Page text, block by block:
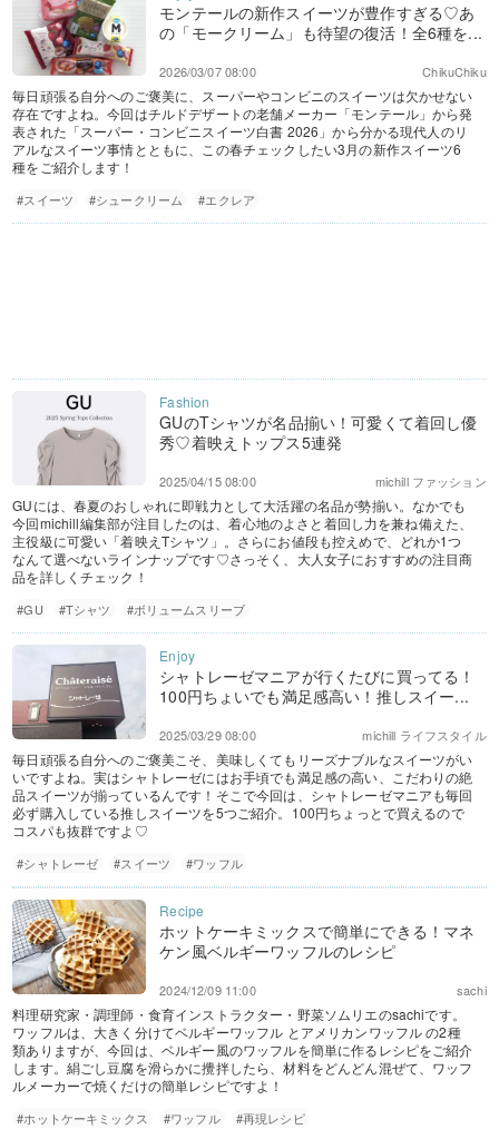
モンテールの新作スイーツが豊作すぎる♡あ
の「モークリーム」も待望の復活！全6種を...
ChikuChiku
2026/03/07 08:00
毎日頑張る自分へのご褒美に、スーパーやコンビニのスイーツは欠かせない
存在ですよね。今回はチルドデザートの老舗メーカー「モンテール」から発
表された「スーパー・コンビニスイーツ白書 2026」から分かる現代人のリ
アルなスイーツ事情とともに、この春チェックしたい3月の新作スイーツ6
種をご紹介します！
#スイーツ #シュークリーム #エクレア
GUのTシャツが名品揃い！可愛くて着回し優
秀♡着映えトップス5連発
michill ファッション
2025/04/15 08:00
GUには、春夏のおしゃれに即戦力として大活躍の名品が勢揃い。なかでも
今回michill編集部が注目したのは、着心地のよさと着回し力を兼ね備えた、
主役級に可愛い「着映えTシャツ」。さらにお値段も控えめで、どれか1つ
なんて選べないラインナップです♡さっそく、大人女子におすすめの注目商
品を詳しくチェック！
#GU #Tシャツ #ボリュームスリーブ
シャトレーゼマニアが行くたびに買ってる！
100円ちょいでも満足感高い！推しスイー...
michill ライフスタイル
2025/03/29 08:00
毎日頑張る自分へのご褒美こそ、美味しくてもリーズナブルなスイーツがい
いですよね。実はシャトレーゼにはお手頃でも満足感の高い、こだわりの絶
品スイーツが揃っているんです！そこで今回は、シャトレーゼマニアも毎回
必ず購入している推しスイーツを5つご紹介。100円ちょっとで買えるので
コスパも抜群ですよ♡
#シャトレーゼ #スイーツ #ワッフル
ホットケーキミックスで簡単にできる！マネ
ケン風ベルギーワッフルのレシピ
sachi
2024/12/09 11:00
料理研究家・調理師・食育インストラクター・野菜ソムリエのsachiです。
ワッフルは、大きく分けてベルギーワッフル とアメリカンワッフル の2種
類ありますが、今回は、ベルギー風のワッフルを簡単に作るレシピをご紹介
します。絹ごし豆腐を滑らかに攪拌したら、材料をどんどん混ぜて、ワッフ
ルメーカーで焼くだけの簡単レシピですよ！
#ホットケーキミックス #ワッフル #再現レシピ